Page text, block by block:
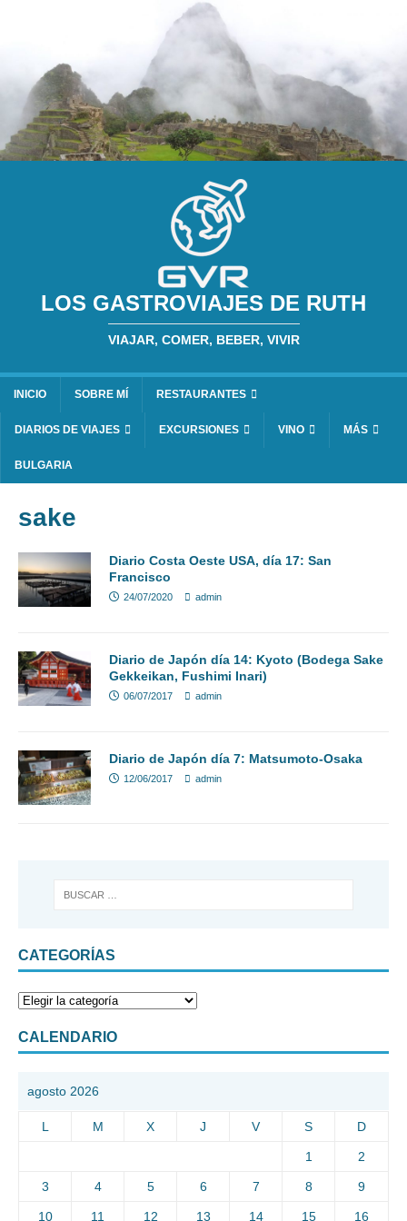
LOS GASTROVIAJES DE RUTH
VIAJAR, COMER, BEBER, VIVIR
INICIO SOBRE MÍ RESTAURANTES
DIARIOS DE VIAJES EXCURSIONES VINO MÁS
BULGARIA
sake
Diario Costa Oeste USA, día 17: San
Francisco
24/07/2020 admin
Diario de Japón día 14: Kyoto (Bodega Sake
Gekkeikan, Fushimi Inari)
06/07/2017 admin
Diario de Japón día 7: Matsumoto-Osaka
12/06/2017 admin
CATEGORÍAS
CALENDARIO
agosto 2026
L M X J V S D
1 2
3 4 5 6 7 8 9
10 11 12 13 14 15 16